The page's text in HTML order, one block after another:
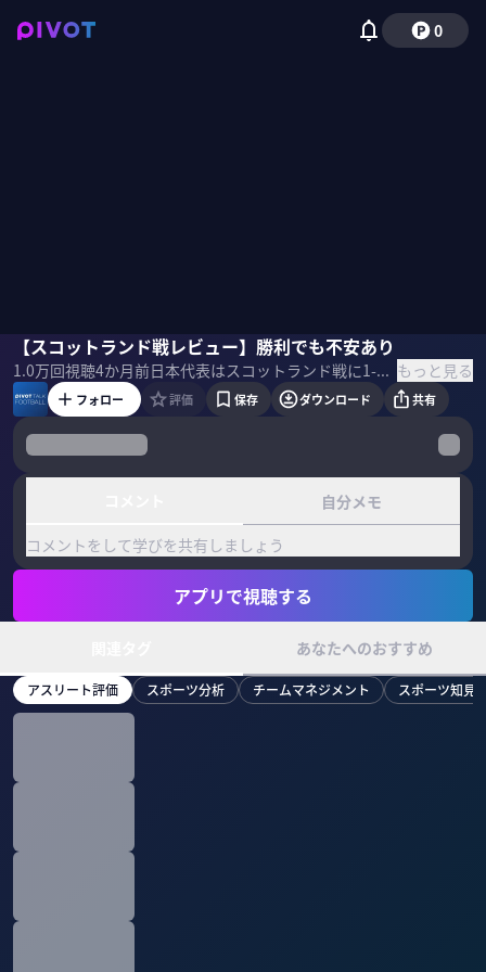
0
【スコットランド戦レビュー】勝利でも不安あり
1.0万回視聴4か月前 日本代表はスコットランド戦に1-0で勝利したものの、後半の失速により課題が浮き彫りとなった。なぜ引いた相手を崩せなかったのか。ターンオーバーの限界とは何か。木崎伸也氏と現地取材のミムラユウスケ氏に徹底解説してもらった。 ＜ゲスト＞ 木崎伸也｜スポーツライター 1975年、東京都生まれ。2002年夏にオランダへ移住。翌2003年から6年間、ドイツを拠点に欧州サッカーを取材。スポーツ誌『Number』はじめ、各メディアに寄稿。最新刊は小説『アイム・ブルー』。2018年10月よりサッカーカンボジア代表のスタッフに。 ミムラユウスケ｜スポーツライター 2006年7月にスポーツライターとしての活動をはじめ、2009年1月にドイツへ渡る。ドイツを中心にヨーロッパで取材。2016年9月22日より、拠点を再び日本に移す。 ＜目次＞ もっと見る
木崎伸也 ミムラユウスケ佐々木紀彦
フォロー 評価 保存 ダウンロード 共有
自分メモ
コメントをして学びを共有しましょう
アプリで視聴する
あなたへのおすすめ
アスリート評価 スポーツ分析 チームマネジメント スポーツ知見